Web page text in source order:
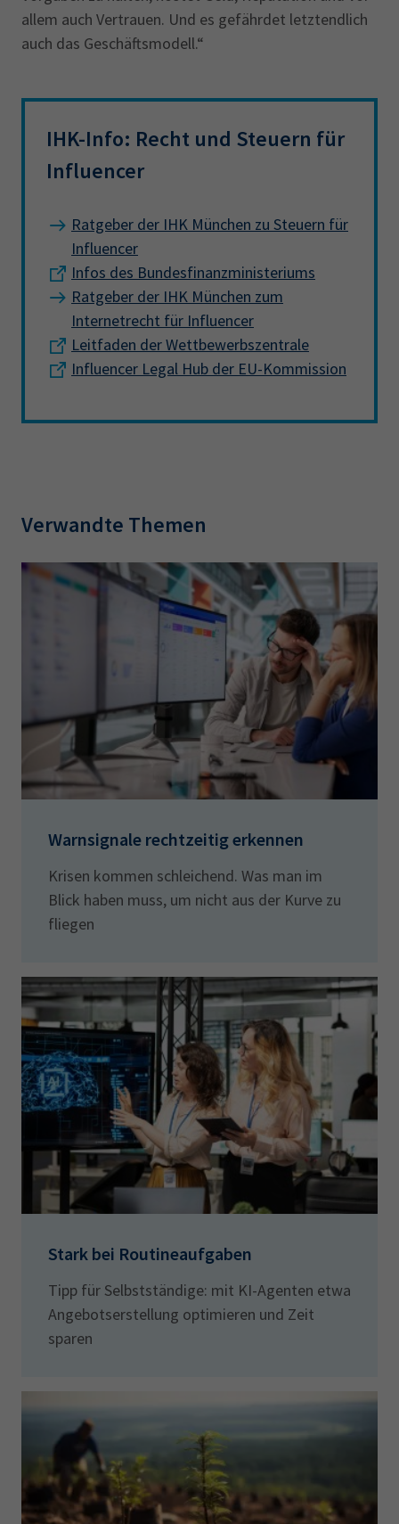
allem auch Vertrauen. Und es gefährdet letztendlich
auch das Geschäftsmodell.“
IHK-Info: Recht und Steuern für
Influencer
Ratgeber der IHK München zu Steuern für
Influencer
Infos des Bundesfinanzministeriums
Ratgeber der IHK München zum
Internetrecht für Influencer
Leitfaden der Wettbewerbszentrale
Influencer Legal Hub der EU-Kommission
Verwandte Themen
Warnsignale rechtzeitig erkennen
Krisen kommen schleichend. Was man im
Blick haben muss, um nicht aus der Kurve zu
fliegen
Stark bei Routineaufgaben
Tipp für Selbstständige: mit KI-Agenten etwa
Angebotserstellung optimieren und Zeit
sparen